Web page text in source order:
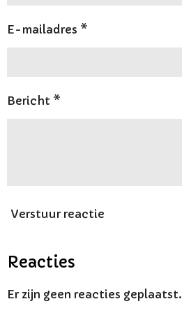
E-mailadres *
Bericht *
Verstuur reactie
Reacties
Er zijn geen reacties geplaatst.